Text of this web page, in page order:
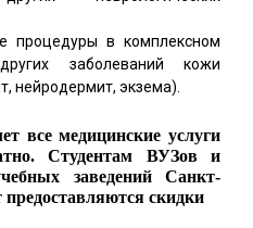
процедуры в комплексном
заболеваний кожи
нейродермит, экзема).
все медицинские услуги
Студентам ВУЗов и
заведений Санкт-
предоставляются скидки